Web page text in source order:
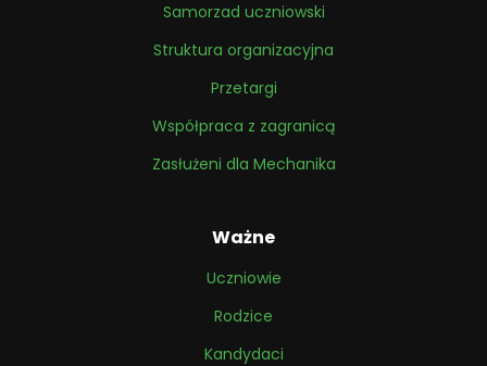
Samorzad uczniowski
Struktura organizacyjna
Przetargi
Współpraca z zagranicą
Zasłużeni dla Mechanika
Ważne
Uczniowie
Rodzice
Kandydaci